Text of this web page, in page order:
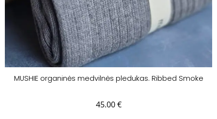
MUSHIE organinės medvilnės pledukas. Ribbed Smoke
45.00€